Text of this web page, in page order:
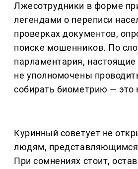
Лжесотрудники в форме
легендами о переписи
проверках документов,
поиске мошенников. По
парламентария, настоящие
не уполномочены
собирать биометрию — это
Куринный советует не
людям,
При сомнениях стоит,